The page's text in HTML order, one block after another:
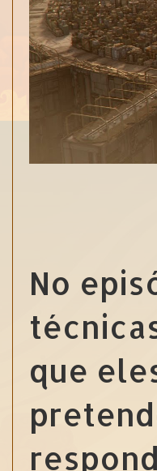
No
que